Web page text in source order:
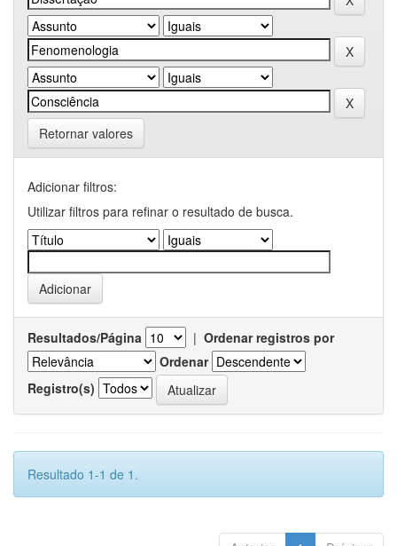
Retornar valores
Adicionar filtros:
Utilizar filtros para refinar o resultado de busca.
Resultados/Página | Ordenar registros por
Ordenar
Registro(s)
Resultado 1-1 de 1.